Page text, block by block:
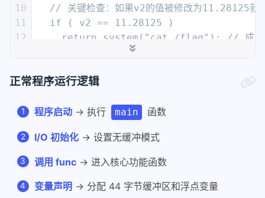
10
11
12
15
// 关键检查：如果v2的值被修改为11.28125就
  if ( v2 == 11.28125 )
return system("cat /flag"); // 成功
}
正常程序运行逻辑
程序启动→ 执行 main 函数
I/O 初始化→ 设置无缓冲模式
调用 func→ 进入核心功能函数
变量声明 → 分配 44 字节缓冲区和浮点变量